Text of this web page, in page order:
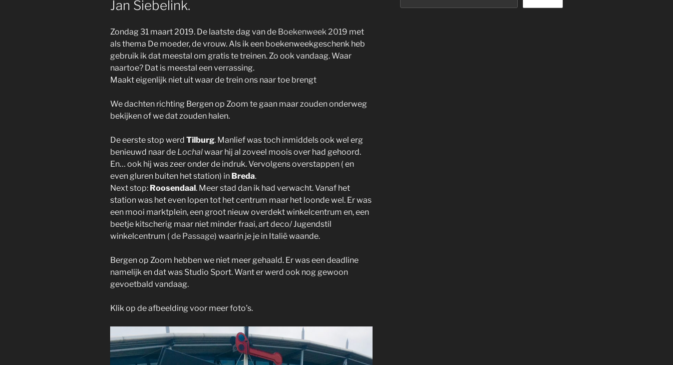
Jan Siebelink.
Zondag 31 maart 2019. De laatste dag van de Boekenweek 2019 met
als thema De moeder, de vrouw. Als ik een boekenweekgeschenk heb
gebruik ik dat meestal om gratis te treinen. Zo ook vandaag. Waar
naartoe? Dat is meestal een verrassing.
Maakt eigenlijk niet uit waar de trein ons naar toe brengt
We dachten richting Bergen op Zoom te gaan maar zouden onderweg
bekijken of we dat zouden halen.
De eerste stop werd Tilburg. Manlief was toch inmiddels ook wel erg
benieuwd naar de Lochalwaar hij al zoveel moois over had gehoord.
En… ook hij was zeer onder de indruk. Vervolgens overstappen ( en
even gluren buiten het station) in Breda.
Next stop: Roosendaal. Meer stad dan ik had verwacht. Vanaf het
station was het even lopen tot het centrum maar het loonde wel. Er was
een mooi marktplein, een groot nieuw overdekt winkelcentrum en, een
beetje kitscherig maar niet minder fraai, art deco/ Jugendstil
winkelcentrum ( de Passage) waarin je je in Italië waande.
Bergen op Zoom hebben we niet meer gehaald. Er was een deadline
namelijk en dat was Studio Sport. Want er werd ook nog gewoon
gevoetbald vandaag.
Klik op de afbeelding voor meer foto’s.